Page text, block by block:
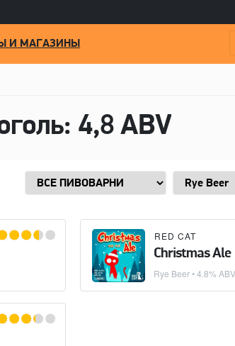
И МАГАЗИНЫ
4,8 ABV
RED CAT
Christmas Ale
Rye Beer• 4.8%